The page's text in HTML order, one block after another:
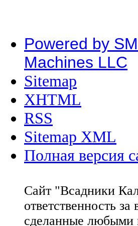
Powered by
Machines LLC
Sitemap
XHTML
RSS
Sitemap XML
Полная версия
Сайт "Всадники
ответственность
сделанные любыми